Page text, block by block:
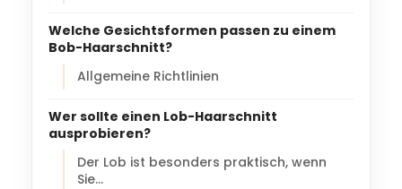
Welche Gesichtsformen passen zu einem
Bob-Haarschnitt?
Allgemeine Richtlinien
Wer sollte einen Lob-Haarschnitt
ausprobieren?
Der Lob ist besonders praktisch, wenn
Sie…